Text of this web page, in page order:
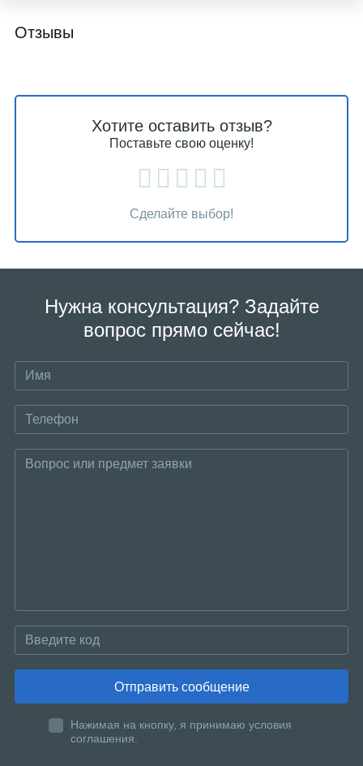
Отзывы
Хотите оставить отзыв?
Поставьте свою оценку!
Сделайте выбор!
Нужна консультация? Задайте
вопрос прямо сейчас!
Отправить сообщение
Нажимая на кнопку, я принимаю условия
соглашения.